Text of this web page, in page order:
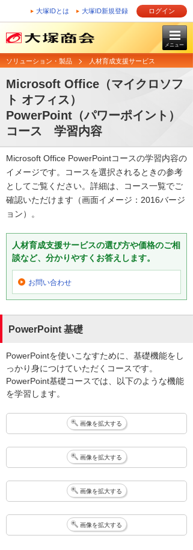
大塚IDとは 大塚ID新規登録 ログイン
メニュー
ソリューション・製品 人材育成支援サービス
Microsoft Office（マイクロソフ
ト オフィス）
PowerPoint（パワーポイント）
コース 学習内容
Microsoft Office PowerPointコースの学習内容の
イメージです。コースを選択されるときの参考
としてご覧ください。詳細は、コース一覧でご
確認いただけます（画面イメージ：2016バージ
ョン）。
人材育成支援サービスの選び方や価格のご相
談など、分かりやすくお答えします。
お問い合わせ
PowerPoint 基礎
PowerPointを使いこなすために、基礎機能をし
っかり身につけていただくコースです。
PowerPoint基礎コースでは、以下のような機能
を学習します。
画像を拡大する
画像を拡大する
画像を拡大する
画像を拡大する